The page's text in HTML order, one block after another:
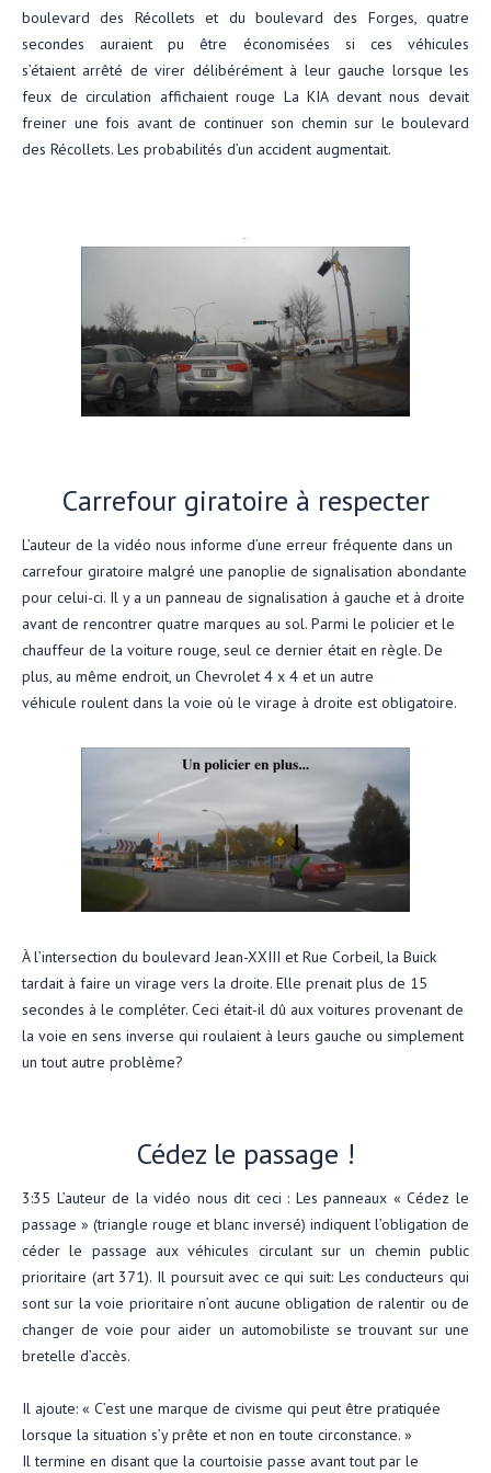
boulevard des Récollets et du boulevard des Forges, quatre
secondes auraient pu être économisées si ces véhicules
s’étaient arrêté de virer délibérément à leur gauche lorsque les
feux de circulation affichaient rouge La KIA devant nous devait
freiner une fois avant de continuer son chemin sur le boulevard
des Récollets. Les probabilités d’un accident augmentait.
Carrefour giratoire à respecter
L’auteur de la vidéo nous informe d’une erreur fréquente dans un
carrefour giratoire malgré une panoplie de signalisation abondante
pour celui-ci. Il y a un panneau de signalisation à gauche et à droite
avant de rencontrer quatre marques au sol. Parmi le policier et le
chauffeur de la voiture rouge, seul ce dernier était en règle. De
plus, au même endroit, un Chevrolet 4 x 4 et un autre
véhicule roulent dans la voie où le virage à droite est obligatoire.
À l’intersection du boulevard Jean-XXIII et Rue Corbeil, la Buick
tardait à faire un virage vers la droite. Elle prenait plus de 15
secondes à le compléter. Ceci était-il dû aux voitures provenant de
la voie en sens inverse qui roulaient à leurs gauche ou simplement
un tout autre problème?
Cédez le passage !
3:35 L’auteur de la vidéo nous dit ceci : Les panneaux « Cédez le
passage » (triangle rouge et blanc inversé) indiquent l’obligation de
céder le passage aux véhicules circulant sur un chemin public
prioritaire (art 371). Il poursuit avec ce qui suit: Les conducteurs qui
sont sur la voie prioritaire n’ont aucune obligation de ralentir ou de
changer de voie pour aider un automobiliste se trouvant sur une
bretelle d’accès.
Il ajoute: « C’est une marque de civisme qui peut être pratiquée
lorsque la situation s’y prête et non en toute circonstance. »
Il termine en disant que la courtoisie passe avant tout par le